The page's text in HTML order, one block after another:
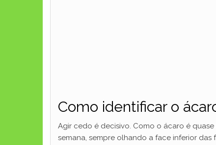
Como identificar o
Agir cedo é decisivo. Como o ácaro é
semana, sempre olhando a face inferior das